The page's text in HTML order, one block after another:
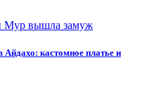
Айдахо: кастомное платье и